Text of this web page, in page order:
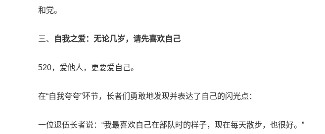
和党。
三、 自我之爱：无论几岁，请先喜欢自己
520，爱他人，更要爱自己。
在“自我夸夸”环节，长者们勇敢地发现并表达了自己的闪光点：
一位退伍长者说：“我最喜欢自己在部队时的样子，现在每天散步，也很好。”